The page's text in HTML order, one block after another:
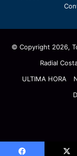
© Copyright 2026,
Radial
ULTIMA HORA